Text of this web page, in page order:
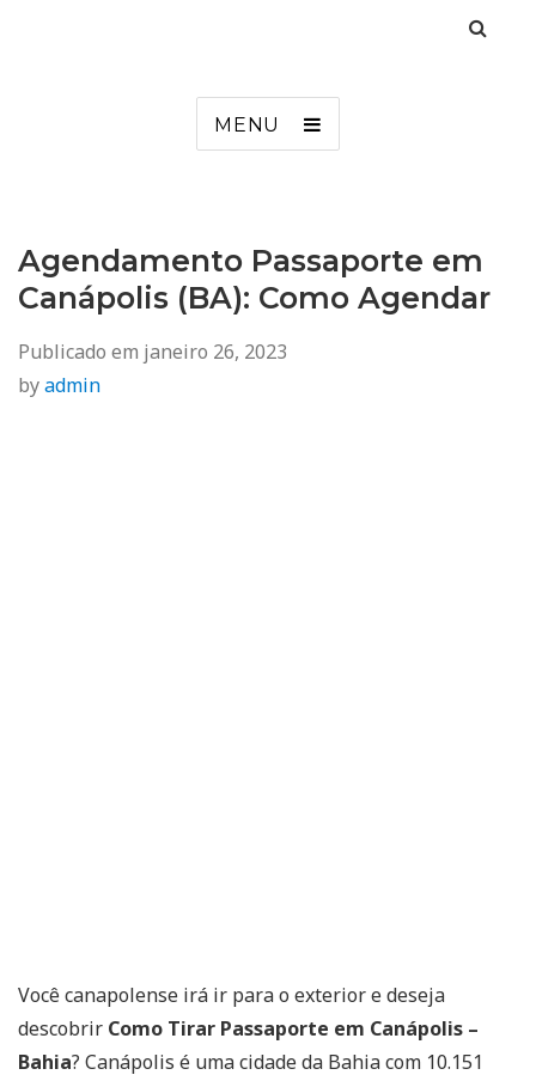
MENU
Agendamento Passaporte em
Canápolis (BA): Como Agendar
Publicado em janeiro 26, 2023
byadmin
Você canapolense irá ir para o exterior e deseja
descobrir Como Tirar Passaporte em Canápolis –
Bahia? Canápolis é uma cidade da Bahia com 10.151